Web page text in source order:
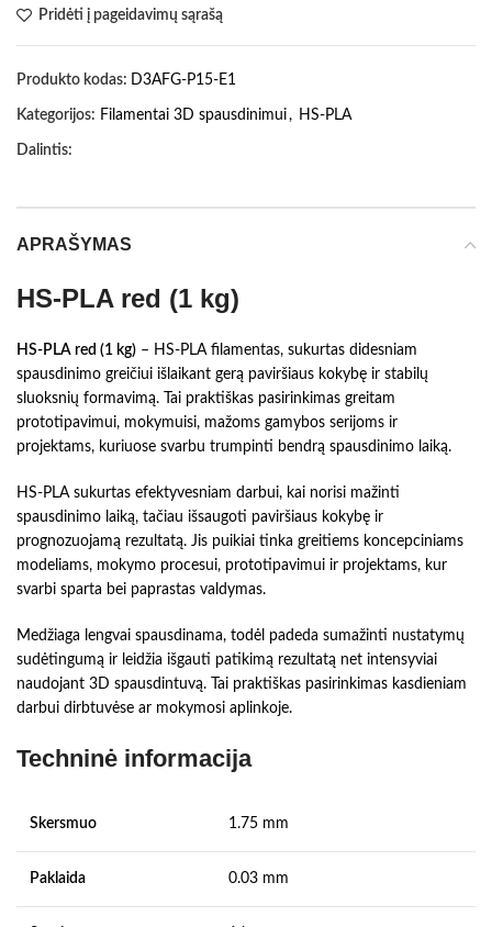
Pridėti į pageidavimų sąrašą
Produkto kodas: D3AFG-P15-E1
Kategorijos: Filamentai 3D spausdinimui, HS-PLA
Dalintis:
APRAŠYMAS
HS-PLA red (1 kg)
HS-PLA red (1 kg) – HS-PLA filamentas, sukurtas didesniam
spausdinimo greičiui išlaikant gerą paviršiaus kokybę ir stabilų
sluoksnių formavimą. Tai praktiškas pasirinkimas greitam
prototipavimui, mokymuisi, mažoms gamybos serijoms ir
projektams, kuriuose svarbu trumpinti bendrą spausdinimo laiką.
HS-PLA sukurtas efektyvesniam darbui, kai norisi mažinti
spausdinimo laiką, tačiau išsaugoti paviršiaus kokybę ir
prognozuojamą rezultatą. Jis puikiai tinka greitiems koncepciniams
modeliams, mokymo procesui, prototipavimui ir projektams, kur
svarbi sparta bei paprastas valdymas.
Medžiaga lengvai spausdinama, todėl padeda sumažinti nustatymų
sudėtingumą ir leidžia išgauti patikimą rezultatą net intensyviai
naudojant 3D spausdintuvą. Tai praktiškas pasirinkimas kasdieniam
darbui dirbtuvėse ar mokymosi aplinkoje.
Techninė informacija
Skersmuo 1.75 mm
Paklaida 0.03 mm